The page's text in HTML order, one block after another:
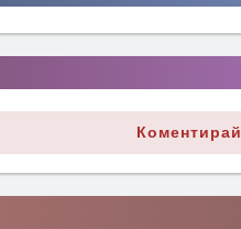
Коментирай